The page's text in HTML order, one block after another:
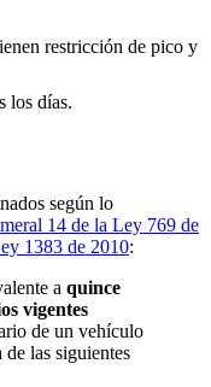
restricción de pico y
los días.
según lo
14 de la Ley 769 de
1383 de 2010:
a quince
vigentes
de un vehículo
las siguientes